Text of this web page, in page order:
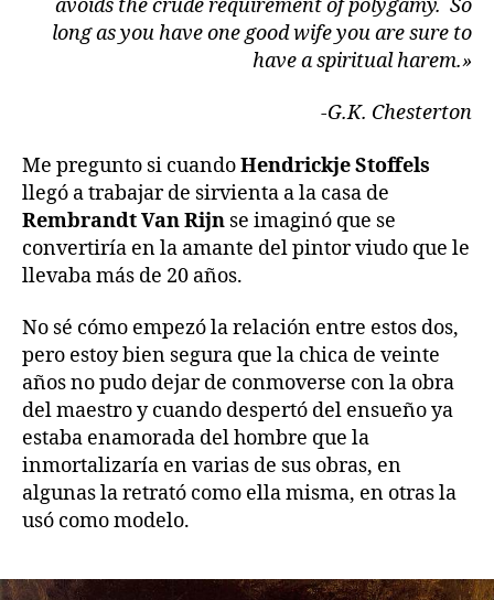
avoids the crude requirement of polygamy. So
long as you have one good wife you are sure to
have a spiritual harem.»
-G.K. Chesterton
Me pregunto si cuandoHendrickje Stoffels
llegó a trabajar de sirvienta a la casa de
Rembrandt Van Rijn se imaginó que se
convertiría en la amante del pintor viudo que le
llevaba más de 20 años.
No sé cómo empezó la relación entre estos dos,
pero estoy bien segura que la chica de veinte
años no pudo dejar de conmoverse con la obra
del maestro y cuando despertó del ensueño ya
estaba enamorada del hombre que la
inmortalizaría en varias de sus obras, en
algunas la retrató como ella misma, en otras la
usó como modelo.